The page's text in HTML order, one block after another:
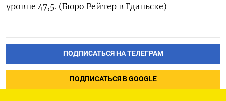
уровне 47,5. (Бюро Рейтер в Гданьске)
ПОДПИСАТЬСЯ НА ТЕЛЕГРАМ
ПОДПИСАТЬСЯ В GOOGLE